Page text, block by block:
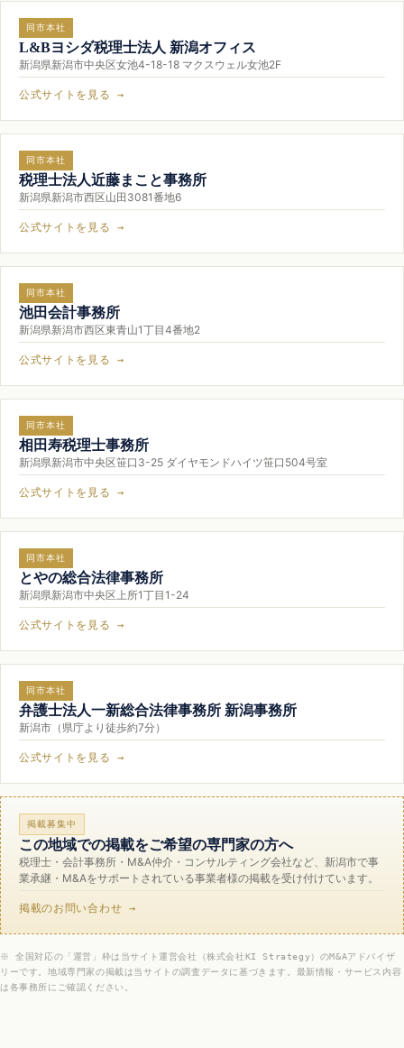
同市本社
L&Bヨシダ税理士法人 新潟オフィス
新潟県新潟市中央区女池4-18-18 マクスウェル女池2F
公式サイトを見る →
同市本社
税理士法人近藤まこと事務所
新潟県新潟市西区山田3081番地6
公式サイトを見る →
同市本社
池田会計事務所
新潟県新潟市西区東青山1丁目4番地2
公式サイトを見る →
同市本社
相田寿税理士事務所
新潟県新潟市中央区笹口3-25 ダイヤモンドハイツ笹口504号室
公式サイトを見る →
同市本社
とやの総合法律事務所
新潟県新潟市中央区上所1丁目1-24
公式サイトを見る →
同市本社
弁護士法人一新総合法律事務所 新潟事務所
新潟市（県庁より徒歩約7分）
公式サイトを見る →
掲載募集中
この地域での掲載をご希望の専門家の方へ
税理士・会計事務所・M&A仲介・コンサルティング会社など、新潟市で事
業承継・M&Aをサポートされている事業者様の掲載を受け付けています。
掲載のお問い合わせ →
※ 全国対応の「運営」枠は当サイト運営会社（株式会社KI Strategy）のM&Aアドバイザ
リーです。地域専門家の掲載は当サイトの調査データに基づきます。最新情報・サービス内容
は各事務所にご確認ください。